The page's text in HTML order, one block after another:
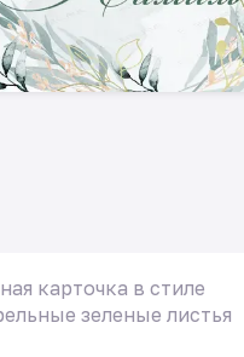
карточка в стиле
зеленые листья